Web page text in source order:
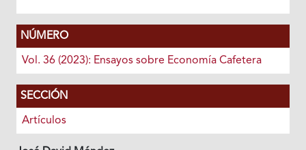
NÚMERO
Vol. 36 (2023): Ensayos sobre Economía Cafetera
SECCIÓN
Artículos